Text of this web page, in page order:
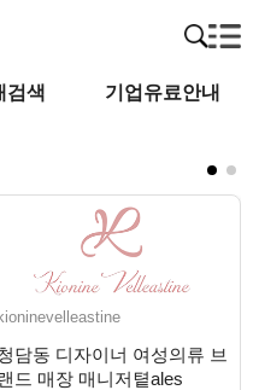
검색 기업유료안내
kioninevelleastine
담동 디자이너 여성의류 브
드 매장 매니저톁ales